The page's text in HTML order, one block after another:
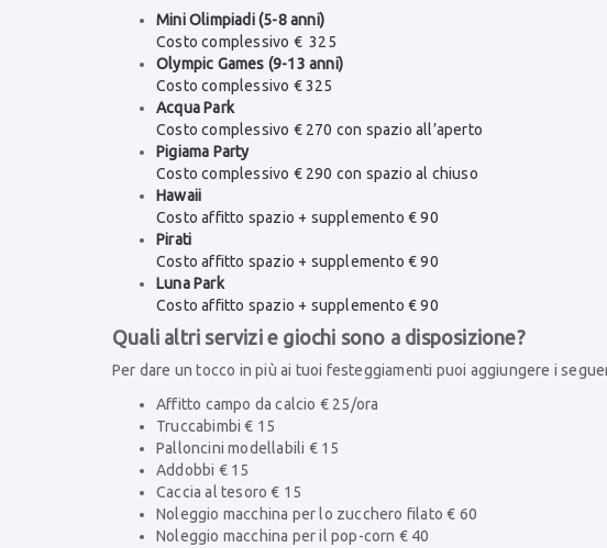
Mini Olimpiadi (5-8 anni)
Costo complessivo € 325
Olympic Games (9-13 anni)
Costo complessivo € 325
Acqua Park
Costo complessivo € 270 con spazio all’aperto
Pigiama Party
Costo complessivo € 290 con spazio al chiuso
Hawaii
Costo affitto spazio + supplemento € 90
Pirati
Costo affitto spazio + supplemento € 90
Luna Park
Costo affitto spazio + supplemento € 90
Quali altri servizi e giochi sono a disposizione?
Per dare un tocco in più ai tuoi festeggiamenti puoi aggiungere i
Affitto campo da calcio € 25/ora
Truccabimbi € 15
Palloncini modellabili € 15
Addobbi € 15
Caccia al tesoro € 15
Noleggio macchina per lo zucchero filato € 60
Noleggio macchina per il pop-corn € 40